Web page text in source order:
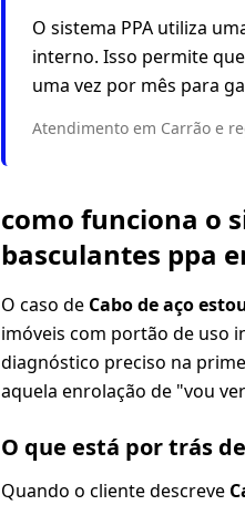
O sistema PPA utiliza
interno. Isso permite
uma vez por mês para
Atendimento em Carrão e
como funciona o
basculantes ppa
O caso de Cabo de aço
imóveis com portão de uso
diagnóstico preciso na
aquela enrolação de "vou
O que está por trás
Quando o cliente descreve